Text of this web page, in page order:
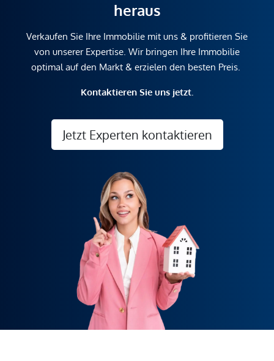
heraus
Verkaufen Sie Ihre Immobilie mit uns & profitieren Sie
von unserer Expertise. Wir bringen Ihre Immobilie
optimal auf den Markt & erzielen den besten Preis.
Kontaktieren Sie uns jetzt.
Jetzt Experten kontaktieren